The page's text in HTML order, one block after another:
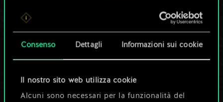
Consenso Dettagli Informazioni sui cookie
Il nostro sito web utilizza cookie
Alcuni sono necessari per la funzionalità del
Per ora, è solo un
condiviso.